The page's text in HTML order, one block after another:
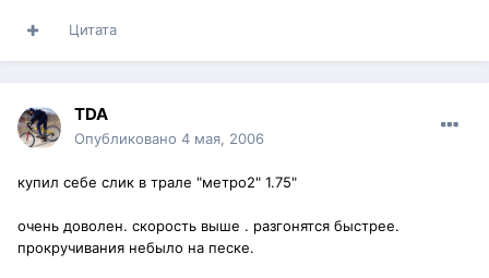
Цитата
TDA
Опубликовано 4 мая, 2006
купил себе слик в трале "метро2" 1.75"
очень доволен. скорость выше . разгонятся быстрее.
прокручивания небыло на песке.